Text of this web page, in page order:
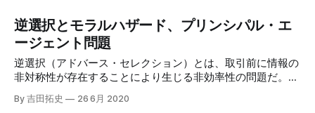
逆選択とモラルハザード、プリンシパル・エ
ージェント問題
逆選択（アドバース・セレクション）とは、取引前に情報の
非対称性が存在することにより生じる非効率性の問題だ。情
報の非対称性とは、取引の一方の当事者が他方の当事者より
も重要な知識を持っている状態を指す。
By 吉田拓史 26 6月 2020